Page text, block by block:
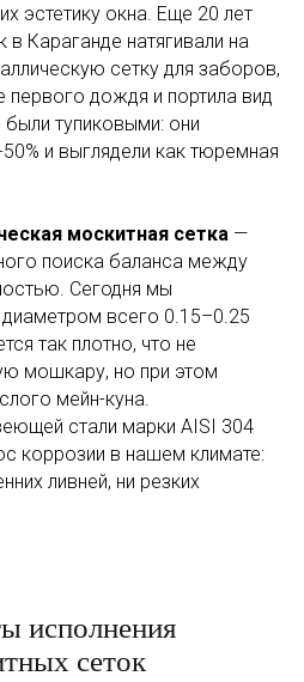
эстетику окна. Еще 20 лет
Караганде натягивали на
сетку для заборов,
дождя и портила вид
тупиковыми: они
и выглядели как тюремная
москитная сетка —
поиска баланса между
Сегодня мы
всего 0.15–0.25
так плотно, что не
мошкару, но при этом
мейн-куна.
стали марки AISI 304
коррозии в нашем климате:
ливней, ни резких
исполнения
сеток